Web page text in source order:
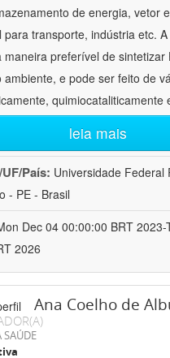
de energia, vetor
para transporte, indústria etc.
maneira preferível de sintetizar
ambiente, e pode ser feito de
quimiocataliticamente
leia mais
País: Universidade Federal
- PE - Brasil
Dec 04 00:00:00 BRT 2023-
2026
Ana Coelho de
SAÚDE